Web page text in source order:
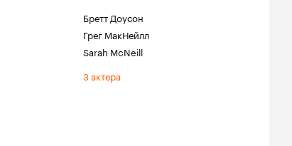
Бретт Доусон
Грег МакНейлл
Sarah McNeill
3 актера